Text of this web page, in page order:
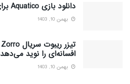
دانلود بازی Aquatico برای PC
بهمن 10, 1403
افسانه‌ای را نوید می‌دهد
بهمن 10, 1403